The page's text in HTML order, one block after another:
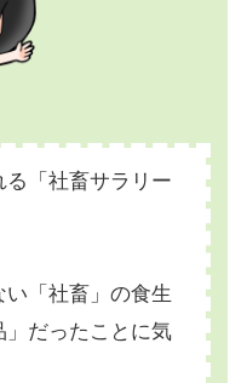
「社畜サラリー
「社畜」の食生
だったことに気